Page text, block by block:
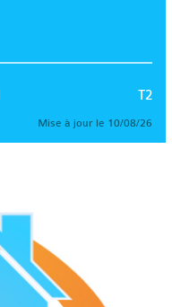
T2
Mise à jour le 10/08/26